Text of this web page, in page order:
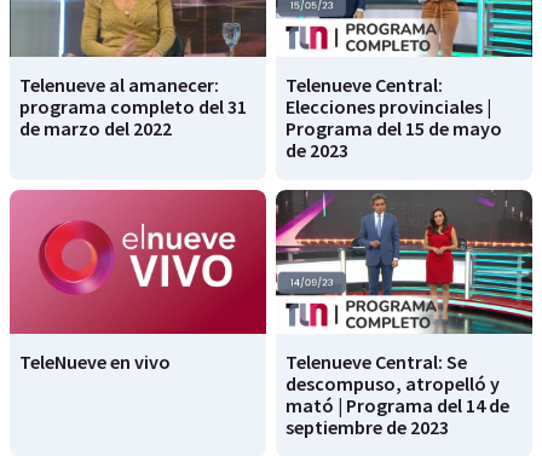
Telenueve al amanecer:
programa completo del 31
de marzo del 2022
Telenueve Central:
Elecciones provinciales |
Programa del 15 de mayo
de 2023
TeleNueve en vivo
Telenueve Central: Se
descompuso, atropelló y
mató | Programa del 14 de
septiembre de 2023